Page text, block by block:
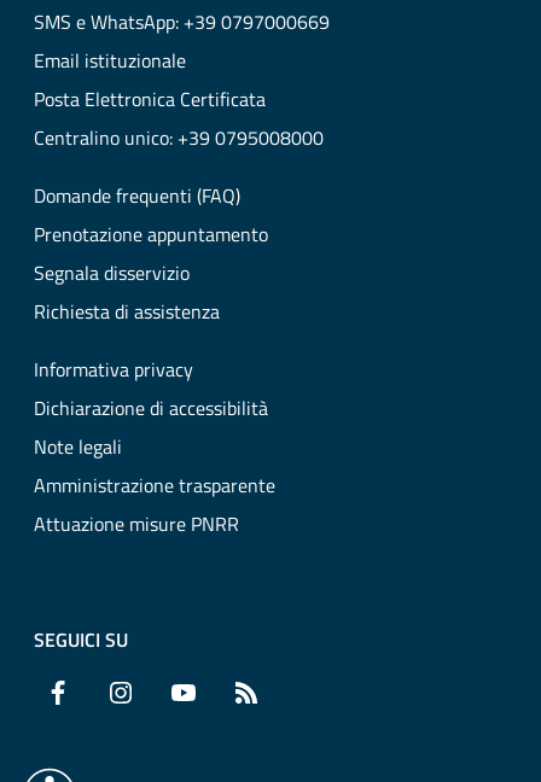
SMS e WhatsApp: +39 0797000669
Email istituzionale
Posta Elettronica Certificata
Centralino unico: +39 0795008000
Domande frequenti (FAQ)
Prenotazione appuntamento
Segnala disservizio
Richiesta di assistenza
Informativa privacy
Dichiarazione di accessibilità
Note legali
Amministrazione trasparente
Attuazione misure PNRR
SEGUICI SU
Facebook Instagram YouTube